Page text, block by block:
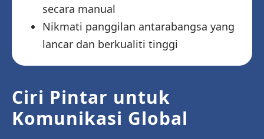
secara manual
Nikmati panggilan antarabangsa yang
lancar dan berkualiti tinggi
Ciri Pintar untuk
Komunikasi Global